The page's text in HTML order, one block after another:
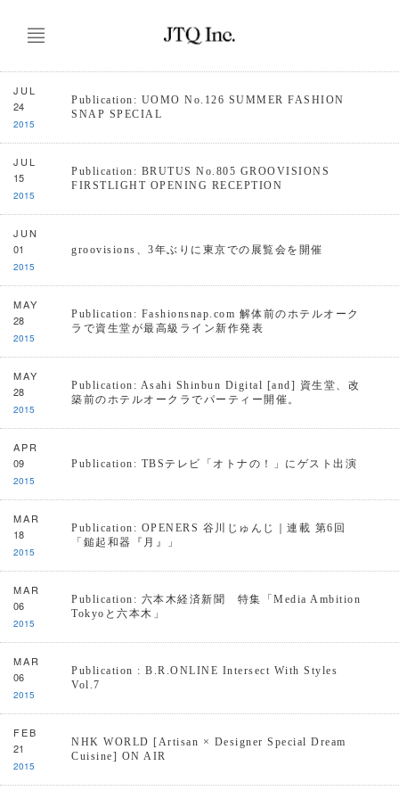
JUL
24
2015
Publication: UOMO No.126 SUMMER FASHION
SNAP SPECIAL
JUL
15
2015
Publication: BRUTUS No.805 GROOVISIONS
FIRSTLIGHT OPENING RECEPTION
JUN
01
2015
groovisions、3年ぶりに東京での展覧会を開催
MAY
28
2015
Publication: Fashionsnap.com 解体前のホテルオーク
ラで資生堂が最高級ライン新作発表
MAY
28
2015
Publication: Asahi Shinbun Digital [and] 資生堂、改
築前のホテルオークラでパーティー開催。
APR
09
2015
Publication: TBSテレビ「オトナの！」にゲスト出演
MAR
18
2015
Publication: OPENERS 谷川じゅんじ｜連載 第6回
「鎚起和器『月』」
MAR
06
2015
Publication: 六本木経済新聞 特集「Media Ambition
Tokyoと六本木」
MAR
06
2015
Publication : B.R.ONLINE Intersect With Styles
Vol.7
FEB
21
2015
NHK WORLD [Artisan × Designer Special Dream
Cuisine] ON AIR